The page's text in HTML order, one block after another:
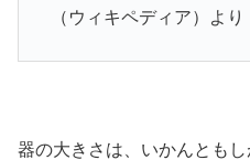
（ウィキペディア）より
器の大きさは、いかんともし